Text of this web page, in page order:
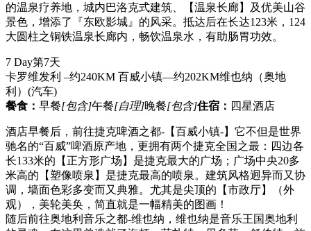
的温泉疗养地，城内巴洛克式建筑、【温泉长廊】及优美山谷
景色，增添了『东欧影城』的风采。抵达后在长达123米，124
大圆柱之铜铁温泉长廊内，畅饮温泉水，有助肠胃功效。
7 Day第7天
卡罗维发利 –约240KM 百威小镇—约202KM维也纳（奥地
利） (汽车)
餐食： 早餐[包含]午餐[自理]晚餐[包含]住宿： 四星酒店
酒店早餐后，前往捷克啤酒之都-【百威小镇-】它不但是世界
驰名的“百威”啤酒原产地，更拥有两个捷克全国之最：四边各
长133米的【正方形广场】是捷克最大的广场；广场中央20多
米高的【塑像喷泉】是捷克最高的喷泉。建筑风格迥异而又协
调，墙面色彩多变而又典雅。尤其是尖顶的【市政厅】（外
观），美轮美奂，简直就是一幅精美的图画！
随后前往奥地利音乐之都-维也纳，维也纳是音乐王国奥地利